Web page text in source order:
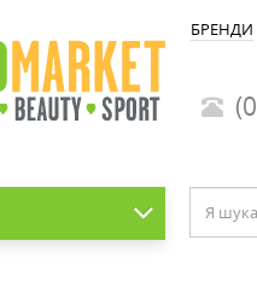
БРЕНДИ